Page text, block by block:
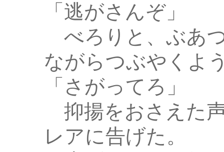
「逃がさんぞ」
べろりと、ぶあ
ながらつぶやくよ
「さがってろ」
抑揚をおさえた
レアに告げた。